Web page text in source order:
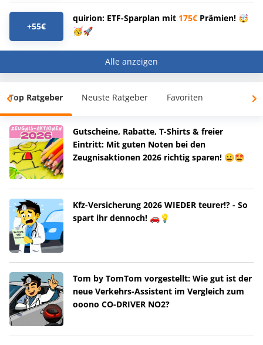
+55€
quirion: ETF-Sparplan mit 175€ Prämien! 🤯
🥳🚀
Alle anzeigen
Top Ratgeber Neuste Ratgeber Favoriten
Gutscheine, Rabatte, T-Shirts & freier
Eintritt: Mit guten Noten bei den
Zeugnisaktionen 2026 richtig sparen! 😀🤩
Kfz-Versicherung 2026 WIEDER teurer!? - So
spart ihr dennoch! 🚗💡
Tom by TomTom vorgestellt: Wie gut ist der
neue Verkehrs-Assistent im Vergleich zum
ooono CO-DRIVER NO2?